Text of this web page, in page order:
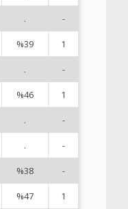
. -
%39 1
. -
%46 1
. -
. -
%38 -
%47 1